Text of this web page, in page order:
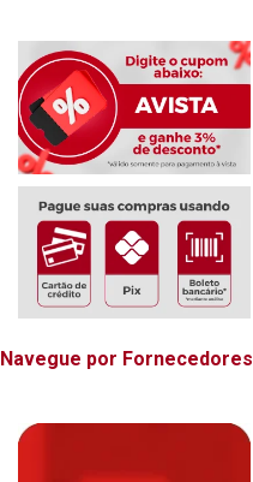
Navegue por Fornecedores